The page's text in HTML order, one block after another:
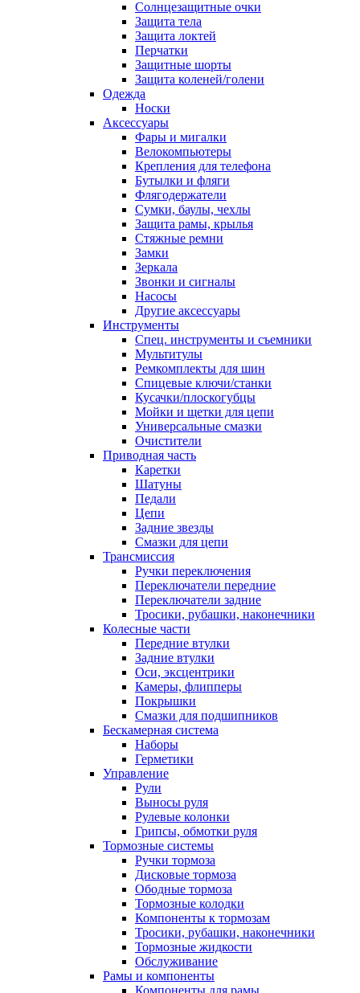
Солнцезащитные очки
Защита тела
Защита локтей
Перчатки
Защитные шорты
Защита коленей/голени
Одежда
Носки
Аксессуары
Фары и мигалки
Велокомпьютеры
Крепления для телефона
Бутылки и фляги
Флягодержатели
Сумки, баулы, чехлы
Защита рамы, крылья
Стяжные ремни
Замки
Зеркала
Звонки и сигналы
Насосы
Другие аксессуары
Инструменты
Спец. инструменты и съемники
Мультитулы
Ремкомплекты для шин
Спицевые ключи/станки
Кусачки/плоскогубцы
Мойки и щетки для цепи
Универсальные смазки
Очистители
Приводная часть
Каретки
Шатуны
Педали
Цепи
Задние звезды
Смазки для цепи
Трансмиссия
Ручки переключения
Переключатели передние
Переключатели задние
Тросики, рубашки, наконечники
Колесные части
Передние втулки
Задние втулки
Оси, эксцентрики
Камеры, флипперы
Покрышки
Смазки для подшипников
Бескамерная система
Наборы
Герметики
Управление
Рули
Выносы руля
Рулевые колонки
Грипсы, обмотки руля
Тормозные системы
Ручки тормоза
Дисковые тормоза
Ободные тормоза
Тормозные колодки
Компоненты к тормозам
Тросики, рубашки, наконечники
Тормозные жидкости
Обслуживание
Рамы и компоненты